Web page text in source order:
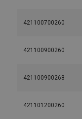
421100700260
421100900260
421100900268
421101200260
Materiāls:
Pārklājums:
Drošības